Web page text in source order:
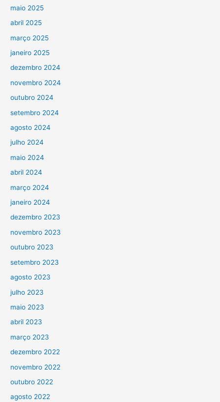
maio 2025
abril 2025
março 2025
janeiro 2025
dezembro 2024
novembro 2024
outubro 2024
setembro 2024
agosto 2024
julho 2024
maio 2024
abril 2024
março 2024
janeiro 2024
dezembro 2023
novembro 2023
outubro 2023
setembro 2023
agosto 2023
julho 2023
maio 2023
abril 2023
março 2023
dezembro 2022
novembro 2022
outubro 2022
agosto 2022